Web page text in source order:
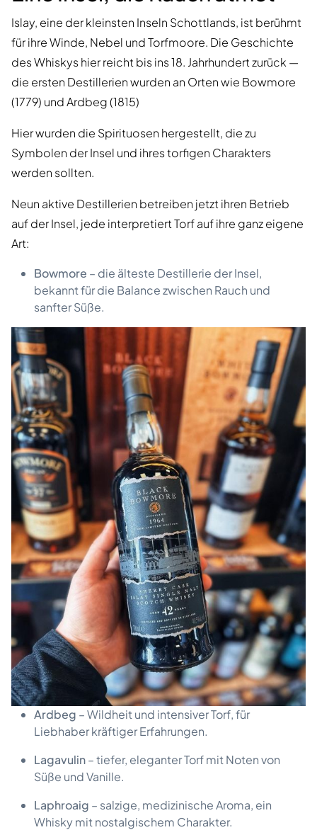
Islay, eine der kleinsten Inseln Schottlands, ist berühmt
für ihre Winde, Nebel und Torfmoore. Die Geschichte
des Whiskys hier reicht bis ins 18. Jahrhundert zurück —
die ersten Destillerien wurden an Orten wie Bowmore
(1779) und Ardbeg (1815)
Hier wurden die Spirituosen hergestellt, die zu
Symbolen der Insel und ihres torfigen Charakters
werden sollten.
Neun aktive Destillerien betreiben jetzt ihren Betrieb
auf der Insel, jede interpretiert Torf auf ihre ganz eigene
Art:
Bowmore – die älteste Destillerie der Insel,
bekannt für die Balance zwischen Rauch und
sanfter Süße.
Ardbeg – Wildheit und intensiver Torf, für
Liebhaber kräftiger Erfahrungen.
Lagavulin– tiefer, eleganter Torf mit Noten von
Süße und Vanille.
Laphroaig – salzige, medizinische Aroma, ein
Whisky mit nostalgischem Charakter.